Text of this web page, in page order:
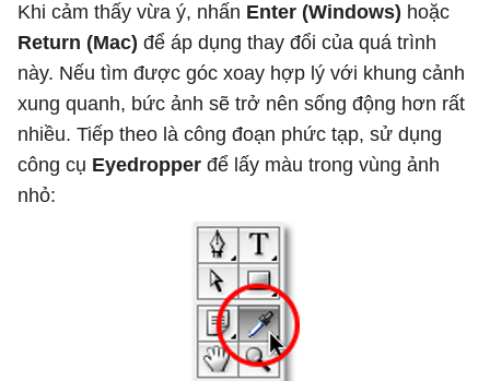
Khi cảm thấy vừa ý, nhấn Enter (Windows) hoặc
Return (Mac) để áp dụng thay đổi của quá trình
này. Nếu tìm được góc xoay hợp lý với khung cảnh
xung quanh, bức ảnh sẽ trở nên sống động hơn rất
nhiều. Tiếp theo là công đoạn phức tạp, sử dụng
công cụ Eyedropper để lấy màu trong vùng ảnh
nhỏ: